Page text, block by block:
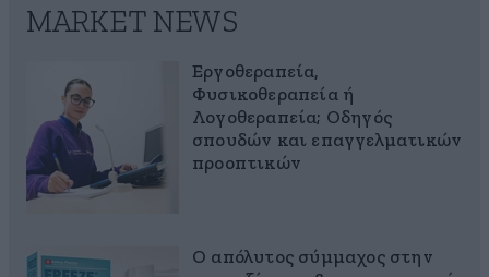
MARKET NEWS
Εργοθεραπεία,
Φυσικοθεραπεία ή
Λογοθεραπεία; Οδηγός
σπουδών και επαγγελματικών
προοπτικών
Ο απόλυτος σύμμαχος στην